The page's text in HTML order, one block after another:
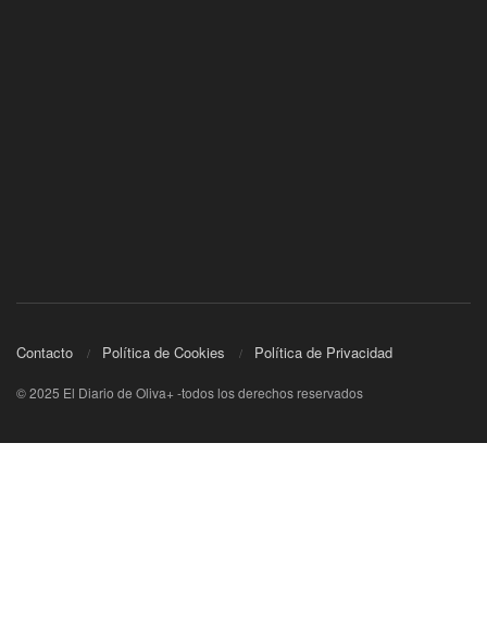
Contacto Política de Cookies Política de Privacidad
© 2025 El Diario de Oliva+ -todos los derechos reservados